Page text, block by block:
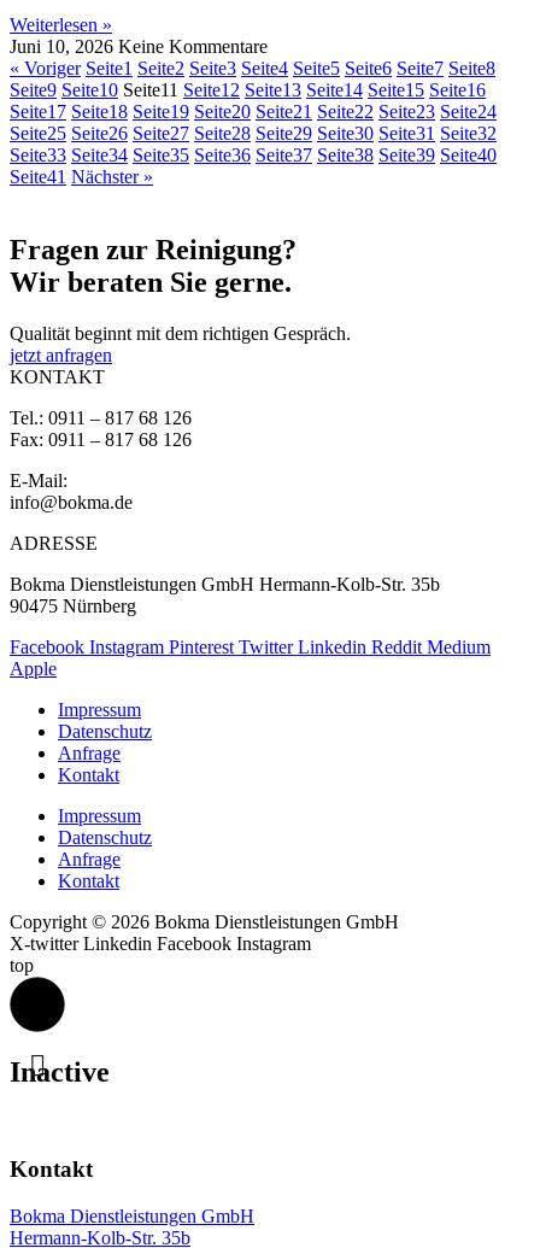
Weiterlesen »
Juni 10, 2026 Keine Kommentare
« Voriger Seite1 Seite2 Seite3 Seite4 Seite5 Seite6 Seite7 Seite8
Seite9 Seite10 Seite11 Seite12 Seite13 Seite14 Seite15 Seite16
Seite17 Seite18 Seite19 Seite20 Seite21 Seite22 Seite23 Seite24
Seite25 Seite26 Seite27 Seite28 Seite29 Seite30 Seite31 Seite32
Seite33 Seite34 Seite35 Seite36 Seite37 Seite38 Seite39 Seite40
Seite41 Nächster »
Fragen zur Reinigung?
Wir beraten Sie gerne.
Qualität beginnt mit dem richtigen Gespräch.
jetzt anfragen
KONTAKT
Tel.: 0911 – 817 68 126
Fax: 0911 – 817 68 126
E-Mail:
info@bokma.de
ADRESSE
Bokma Dienstleistungen GmbH Hermann-Kolb-Str. 35b
90475 Nürnberg
Facebook Instagram Pinterest Twitter Linkedin Reddit Medium
Apple
Impressum
Datenschutz
Anfrage
Kontakt
Impressum
Datenschutz
Anfrage
Kontakt
Copyright © 2026 Bokma Dienstleistungen GmbH
X-twitter Linkedin Facebook Instagram
top
Inactive
Kontakt
Bokma Dienstleistungen GmbH
Hermann-Kolb-Str. 35b